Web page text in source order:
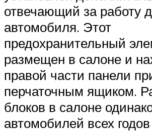
отвечающий за работу
автомобиля. Этот
предохранительный
размещен в салоне и
правой части панели
перчаточным ящиком.
блоков в салоне
автомобилей всех